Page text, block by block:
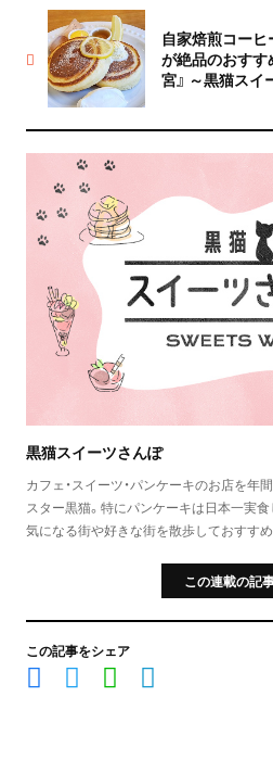
自家焙煎コー
が絶品のおすす
宮』 ～黒猫ス
黒猫スイーツさんぽ
カフェ・スイーツ・パンケーキのお店を年
スター黒猫。特にパンケーキは日本一実
気になる街や好きな街を散歩しておすす
この連載の記
この記事をシェア